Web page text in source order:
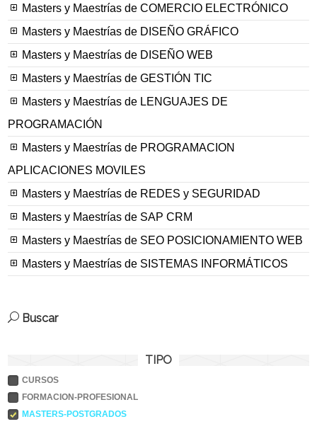
Masters y Maestrías de COMERCIO ELECTRÓNICO
Masters y Maestrías de DISEÑO GRÁFICO
Masters y Maestrías de DISEÑO WEB
Masters y Maestrías de GESTIÓN TIC
Masters y Maestrías de LENGUAJES DE
PROGRAMACIÓN
Masters y Maestrías de PROGRAMACION
APLICACIONES MOVILES
Masters y Maestrías de REDES y SEGURIDAD
Masters y Maestrías de SAP CRM
Masters y Maestrías de SEO POSICIONAMIENTO WEB
Masters y Maestrías de SISTEMAS INFORMÁTICOS
Buscar
TIPO
CURSOS
FORMACION-PROFESIONAL
MASTERS-POSTGRADOS